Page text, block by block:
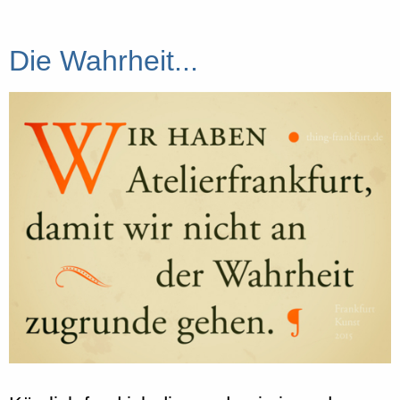
Die Wahrheit...